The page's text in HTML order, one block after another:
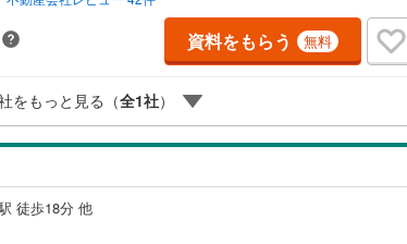
ーナスライトは出金と譲渡はできません。有効期限は付与日か
ーーーーーーーーーーーーーーーーーーーーーーーーー紹介金
利率/年利 0.95％（変動金利）※上記金利は 2026年8月時点 の
際の適用金利は融資実行時のものとなります。金利情勢により
ー
資料をもらう 無料
をもっと見る（全1社）
徒歩18分 他